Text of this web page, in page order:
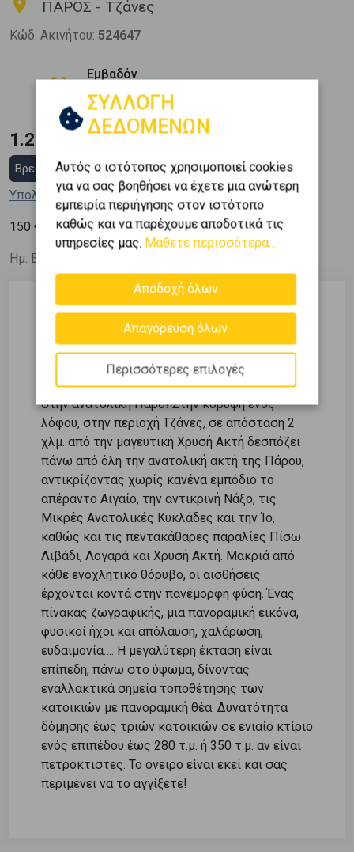
ΠΑΡΟΣ - Τζάνες
Κώδ. Ακινήτου: 524647
Εμβαδόν
8352 m
1.250.000 €
Βρες στεγαστικό δάνειο
Υπολόγισε τη δόση μου
150 € / m2
Ημ. Ενημέρωσης: 30/05/26
Περιγραφή
Αμφιθεατρικό αγροτεμάχιο 8.352 τ.μ. προς
πώληση για την κατοικία των ονείρων σας
στην ανατολική Πάρο! Στην κορυφή ενός
λόφου, στην περιοχή Τζάνες, σε απόσταση 2
χλμ. από την μαγευτική Χρυσή Ακτή δεσπόζει
πάνω από όλη την ανατολική ακτή της Πάρου,
αντικρίζοντας χωρίς κανένα εμπόδιο το
απέραντο Αιγαίο, την αντικρινή Νάξο, τις
Μικρές Ανατολικές Κυκλάδες και την Ίο,
καθώς και τις πεντακάθαρες παραλίες Πίσω
Λιβάδι, Λογαρά και Χρυσή Ακτή. Μακριά από
κάθε ενοχλητικό θόρυβο, οι αισθήσεις
έρχονται κοντά στην πανέμορφη φύση. Ένας
πίνακας ζωγραφικής, μια πανοραμική εικόνα,
φυσικοί ήχοι και απόλαυση, χαλάρωση,
ευδαιμονία…. Η μεγαλύτερη έκταση είναι
επίπεδη, πάνω στο ύψωμα, δίνοντας
εναλλακτικά σημεία τοποθέτησης των
κατοικιών με πανοραμική θέα. Δυνατότητα
δόμησης έως τριών κατοικιών σε ενιαίο κτίριο
ενός επιπέδου έως 280 τ.μ. ή 350 τ.μ. αν είναι
πετρόκτιστες. Το όνειρο είναι εκεί και σας
περιμένει να το αγγίξετε!
ΣΥΛΛΟΓΗ
ΔΕΔΟΜΕΝΩΝ
Αυτός ο ιστότοπος χρησιμοποιεί cookies
για να σας βοηθήσει να έχετε μια ανώτερη
εμπειρία περιήγησης στον ιστότοπο
καθώς και να παρέχουμε αποδοτικά τις
υπηρεσίες μας. Μάθετε περισσότερα...
Αποδοχή όλων
Απαγόρευση όλων
Περισσότερες επιλογές